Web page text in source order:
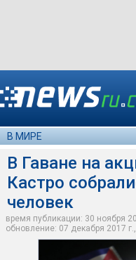
В МИРЕ
В Гаване на
Кастро
человек
время публикации: 30 ноября
обновление: 07 декабря 2017